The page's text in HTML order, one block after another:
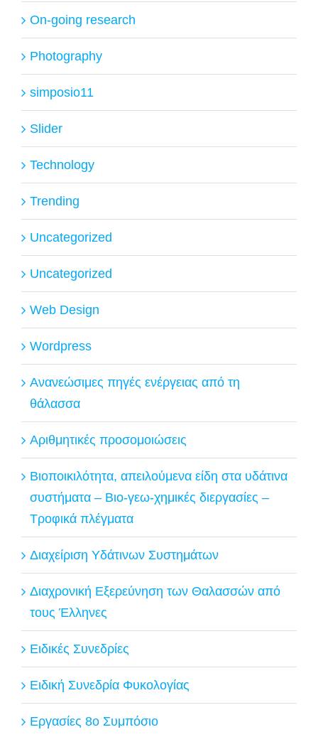
On-going research
Photography
simposio11
Slider
Technology
Trending
Uncategorized
Uncategorized
Web Design
Wordpress
Ανανεώσιμες πηγές ενέργειας από τη
θάλασσα
Αριθμητικές προσομοιώσεις
Βιοποικιλότητα, απειλούμενα είδη στα υδάτινα
συστήματα – Βιο-γεω-χημικές διεργασίες –
Τροφικά πλέγματα
Διαχείριση Υδάτινων Συστημάτων
Διαχρονική Εξερεύνηση των Θαλασσών από
τους Έλληνες
Ειδικές Συνεδρίες
Ειδική Συνεδρία Φυκολογίας
Εργασίες 8ο Συμπόσιο